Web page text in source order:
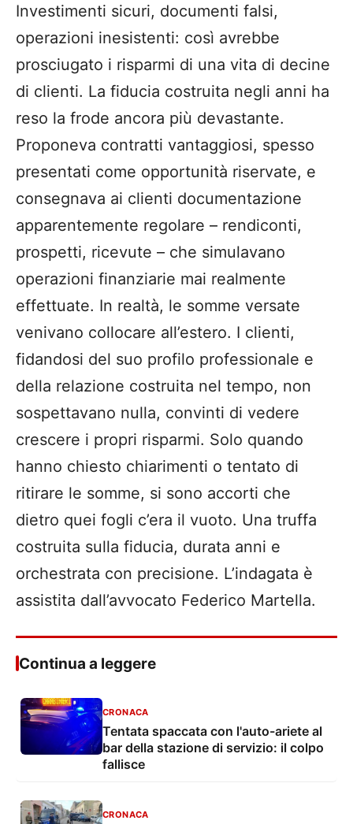
Investimenti sicuri, documenti falsi,
operazioni inesistenti: così avrebbe
prosciugato i risparmi di una vita di decine
di clienti. La fiducia costruita negli anni ha
reso la frode ancora più devastante.
Proponeva contratti vantaggiosi, spesso
presentati come opportunità riservate, e
consegnava ai clienti documentazione
apparentemente regolare – rendiconti,
prospetti, ricevute – che simulavano
operazioni finanziarie mai realmente
effettuate. In realtà, le somme versate
venivano collocare all’estero. I clienti,
fidandosi del suo profilo professionale e
della relazione costruita nel tempo, non
sospettavano nulla, convinti di vedere
crescere i propri risparmi. Solo quando
hanno chiesto chiarimenti o tentato di
ritirare le somme, si sono accorti che
dietro quei fogli c’era il vuoto. Una truffa
costruita sulla fiducia, durata anni e
orchestrata con precisione. L’indagata è
assistita dall’avvocato Federico Martella.
Continua a leggere
CRONACA
Tentata spaccata con l'auto-ariete al
bar della stazione di servizio: il colpo
fallisce
CRONACA